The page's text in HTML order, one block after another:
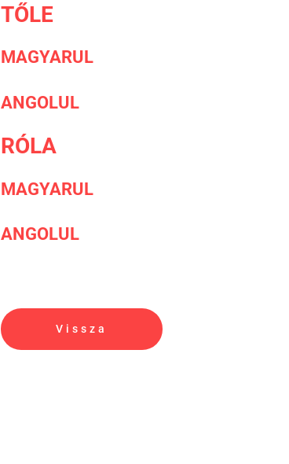
TŐLE
MAGYARUL
ANGOLUL
RÓLA
MAGYARUL
ANGOLUL
Vissza